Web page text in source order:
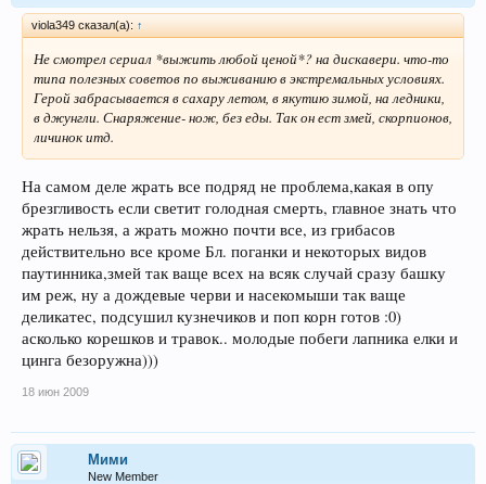
viola349 сказал(а): ↑
Не смотрел сериал *выжить любой ценой*? на дискавери. что-то
типа полезных советов по выживанию в экстремальных условиях.
Герой забрасывается в сахару летом, в якутию зимой, на ледники,
в джунгли. Снаряжение- нож, без еды. Так он ест змей, скорпионов,
личинок итд.
На самом деле жрать все подряд не проблема,какая в опу
брезгливость если светит голодная смерть, главное знать что
жрать нельзя, а жрать можно почти все, из грибасов
действительно все кроме Бл. поганки и некоторых видов
паутинника,змей так ваще всех на всяк случай сразу башку
им реж, ну а дождевые черви и насекомыши так ваще
деликатес, подсушил кузнечиков и поп корн готов :0)
асколько корешков и травок.. молодые побеги лапника елки и
цинга безоружна)))
18 июн 2009
Мими
New Member